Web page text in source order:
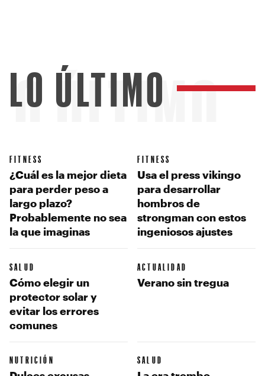
ÚLTIMO
LO ÚLTIMO
FITNESS
¿Cuál es la mejor dieta
para perder peso a
largo plazo?
Probablemente no sea
la que imaginas
FITNESS
Usa el press vikingo
para desarrollar
hombros de
strongman con estos
ingeniosos ajustes
SALUD
Cómo elegir un
protector solar y
evitar los errores
comunes
ACTUALIDAD
Verano sin tregua
NUTRICIÓN SALUD